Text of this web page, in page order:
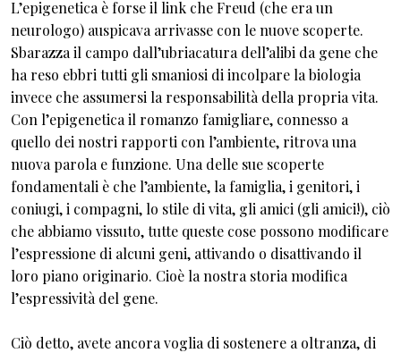
L’epigenetica è forse il link che Freud (che era un
neurologo) auspicava arrivasse con le nuove scoperte.
Sbarazza il campo dall’ubriacatura dell’alibi da gene che
ha reso ebbri tutti gli smaniosi di incolpare la biologia
invece che assumersi la responsabilità della propria vita.
Con l’epigenetica il romanzo famigliare, connesso a
quello dei nostri rapporti con l’ambiente, ritrova una
nuova parola e funzione. Una delle sue scoperte
fondamentali è che l’ambiente, la famiglia, i genitori, i
coniugi, i compagni, lo stile di vita, gli amici (gli amici!), ciò
che abbiamo vissuto, tutte queste cose possono modificare
l’espressione di alcuni geni, attivando o disattivando il
loro piano originario. Cioè la nostra storia modifica
l’espressività del gene.
Ciò detto, avete ancora voglia di sostenere a oltranza, di